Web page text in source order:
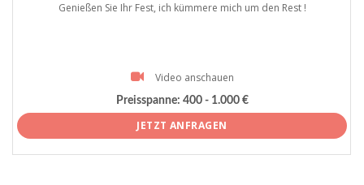
Genießen Sie Ihr Fest, ich kümmere mich um den Rest !
Video anschauen
Preisspanne: 400 - 1.000 €
JETZT ANFRAGEN